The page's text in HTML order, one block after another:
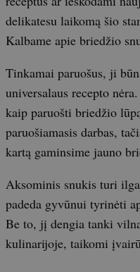
delikatesu laikomą šio
Kalbame apie briedžio
Tinkamai paruošus, ji
universalaus recepto
kaip paruošti briedžio
paruošiamasis darbas,
kartą gaminsime jauno
Aksominis snukis turi
padeda gyvūnui tyrinėti
Be to, jį dengia tanki
kulinarijoje, taikomi